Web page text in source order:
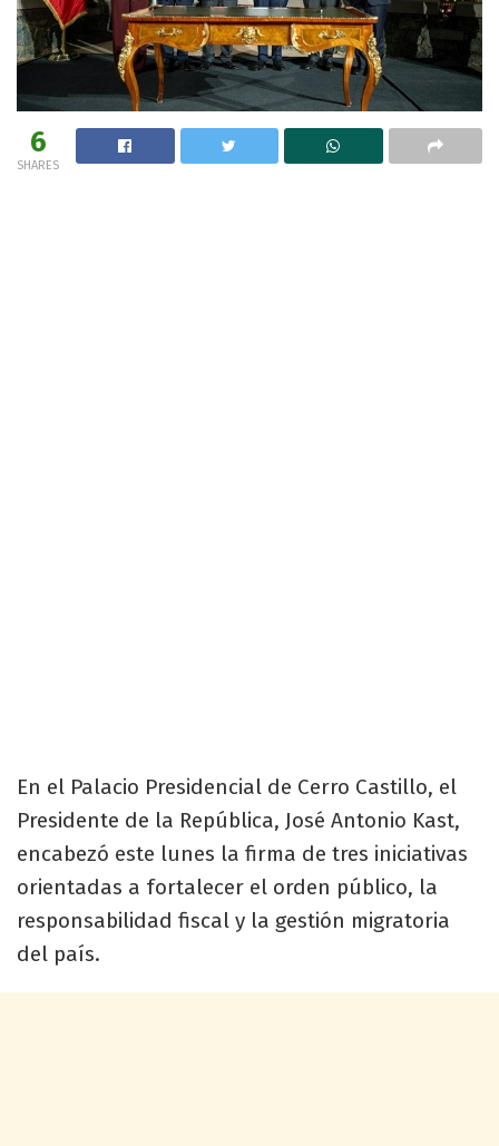
6
SHARES
En el Palacio Presidencial de Cerro Castillo, el
Presidente de la República, José Antonio Kast,
encabezó este lunes la firma de tres iniciativas
orientadas a fortalecer el orden público, la
responsabilidad fiscal y la gestión migratoria
del país.